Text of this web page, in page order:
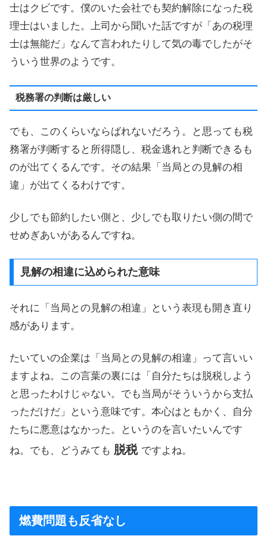
士はクビです。僕のいた会社でも契約解除になった税
理士はいました。上司から聞いた話ですが「あの税理
士は無能だ」なんて言われたりして気の毒でしたがそ
ういう世界のようです。
税務署の判断は厳しい
でも、このくらいならばれないだろう。と思っても税
務署が判断すると所得隠し、税金逃れと判断できるも
のが出てくるんです。その結果「当局との見解の相
違」が出てくるわけです。
少しでも節約したい側と、少しでも取りたい側の間で
せめぎあいがあるんですね。
見解の相違に込められた意味
それに「当局との見解の相違」という表現も開き直り
感があります。
たいていの企業は「当局との見解の相違」って言いい
ますよね。この言葉の裏には「自分たちは脱税しよう
と思ったわけじゃない。でも当局がそういうから支払
っただけだ」という意味です。本心はともかく、自分
たちに悪意はなかった。というのを言いたいんです
ね。でも、どうみても 脱税 ですよね。
燃費問題も反省なし